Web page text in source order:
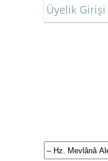
Üyelik Girişi